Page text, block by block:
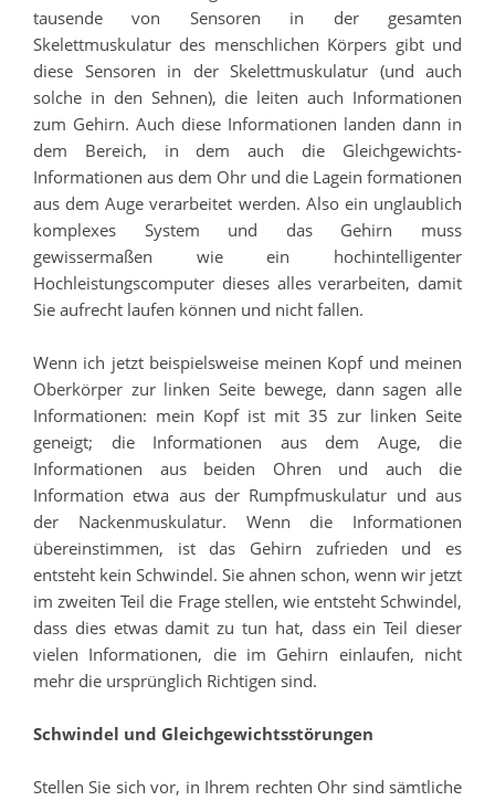
tausende von Sensoren in der gesamten
Skelettmuskulatur des menschlichen Körpers gibt und
diese Sensoren in der Skelettmuskulatur (und auch
solche in den Sehnen), die leiten auch Informationen
zum Gehirn. Auch diese Informationen landen dann in
dem Bereich, in dem auch die Gleichgewichts-
Informationen aus dem Ohr und die Lagein formationen
aus dem Auge verarbeitet werden. Also ein unglaublich
komplexes System und das Gehirn muss
gewissermaßen wie ein hochintelligenter
Hochleistungscomputer dieses alles verarbeiten, damit
Sie aufrecht laufen können und nicht fallen.
Wenn ich jetzt beispielsweise meinen Kopf und meinen
Oberkörper zur linken Seite bewege, dann sagen alle
Informationen: mein Kopf ist mit 35 zur linken Seite
geneigt; die Informationen aus dem Auge, die
Informationen aus beiden Ohren und auch die
Information etwa aus der Rumpfmuskulatur und aus
der Nackenmuskulatur. Wenn die Informationen
übereinstimmen, ist das Gehirn zufrieden und es
entsteht kein Schwindel. Sie ahnen schon, wenn wir jetzt
im zweiten Teil die Frage stellen, wie entsteht Schwindel,
dass dies etwas damit zu tun hat, dass ein Teil dieser
vielen Informationen, die im Gehirn einlaufen, nicht
mehr die ursprünglich Richtigen sind.
Schwindel und Gleichgewichtsstörungen
Stellen Sie sich vor, in Ihrem rechten Ohr sind sämtliche